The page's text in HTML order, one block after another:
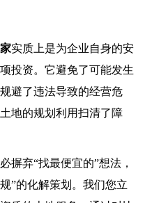
实质上是为企业自身的安
投资。它避免了可能发生
避了违法导致的经营危
地的规划利用扫清了障
摒弃“找最便宜的”想法，
”的化解策划。我们您立